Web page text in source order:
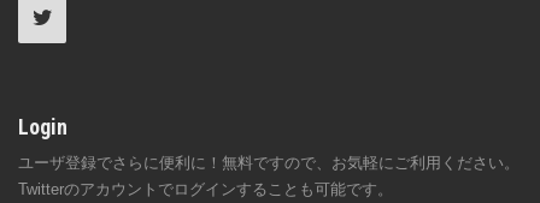
Login
ユーザ登録でさらに便利に！無料ですので、お気軽にご利用ください。
Twitterのアカウントでログインすることも可能です。